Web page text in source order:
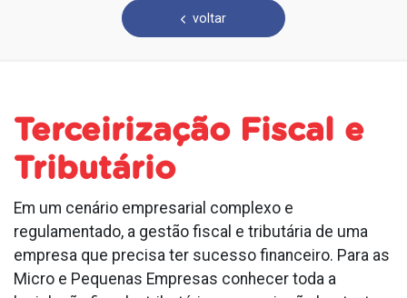
voltar
Terceirização Fiscal e
Tributário
Em um cenário empresarial complexo e
regulamentado, a gestão fiscal e tributária de uma
empresa que precisa ter sucesso financeiro. Para as
Micro e Pequenas Empresas conhecer toda a